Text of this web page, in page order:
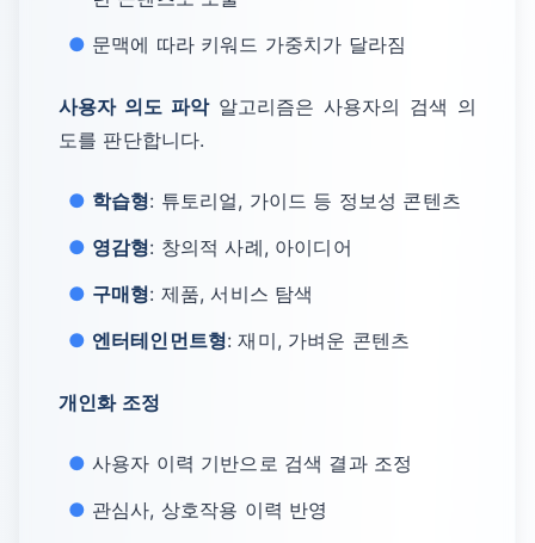
문맥에 따라 키워드 가중치가 달라짐
사용자 의도 파악알고리즘은 사용자의 검색 의
도를 판단합니다.
학습형: 튜토리얼, 가이드 등 정보성 콘텐츠
영감형: 창의적 사례, 아이디어
구매형: 제품, 서비스 탐색
엔터테인먼트형: 재미, 가벼운 콘텐츠
개인화 조정
사용자 이력 기반으로 검색 결과 조정
관심사, 상호작용 이력 반영